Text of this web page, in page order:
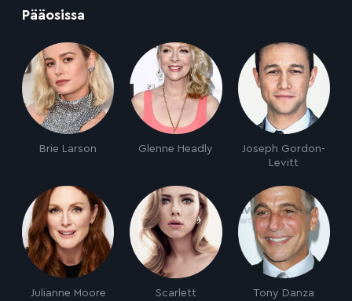
Pääosissa
Brie Larson Glenne Headly
Joseph Gordon-
Levitt
Julianne Moore
Scarlett
Tony Danza